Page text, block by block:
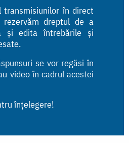
transmisiunilor în direct
dreptul de a
și edita întrebările și
se vor regăsi în
video în cadrul acestei
înțelegere!